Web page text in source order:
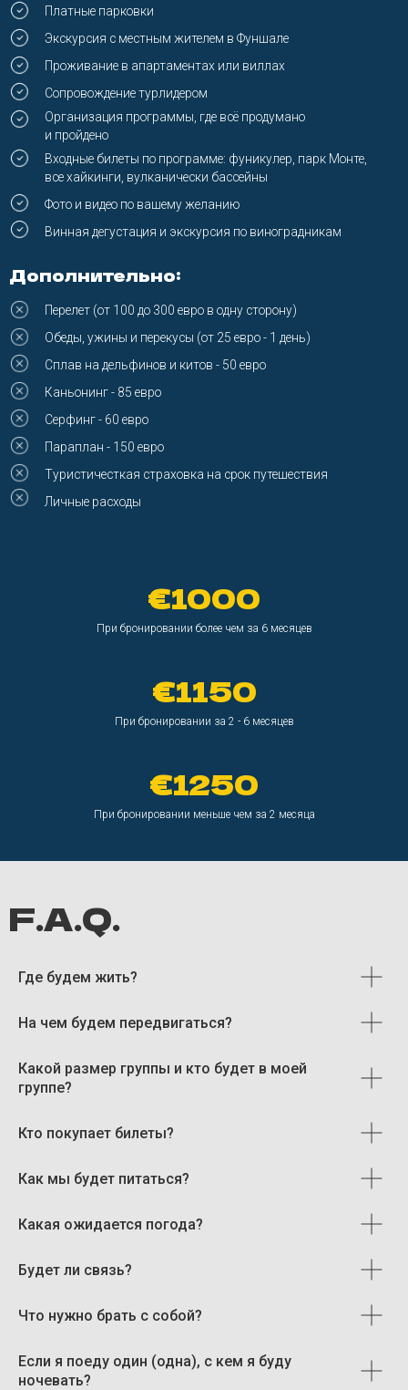
€1000
При бронировании более чем за 6 месяцев
€1150
При бронировании за 2 - 6 месяцев
€1250
При бронировании меньше чем за 2 месяца
F.A.Q.
Где будем жить?
На чем будем передвигаться?
Какой размер группы и кто будет в моей
группе?
Кто покупает билеты?
Как мы будет питаться?
Какая ожидается погода?
Будет ли связь?
Что нужно брать с собой?
Если я поеду один (одна), с кем я буду
ночевать?
Забронировать тур
Политика обработки персональных данных
info@iamstrolling.com